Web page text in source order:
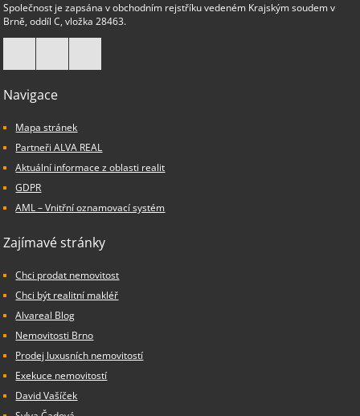
Společnost je zapsána v obchodním rejstříku vedeném Krajským soudem v
Brně, oddíl C, vložka 28463.
Navigace
Mapa stránek
Partneři ALVA REAL
Aktuální informace z oblasti realit
GDPR
AML – Vnitřní oznamovací systém
Zajímavé stránky
Chci prodat nemovitost
Chci být realitní makléř
Alvareal Blog
Nemovitosti Brno
Prodej luxusních nemovitostí
Exekuce nemovitostí
David Vašíček